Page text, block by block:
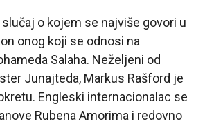
o kojem se najviše govori u
onog koji se odnosi na
Salaha. Neželjeni od
Junajteda, Markus Rašford je
Engleski internacionalac se
Rubena Amorima i redovno